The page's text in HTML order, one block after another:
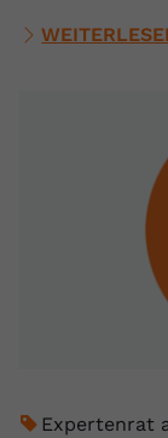
Expertenrat